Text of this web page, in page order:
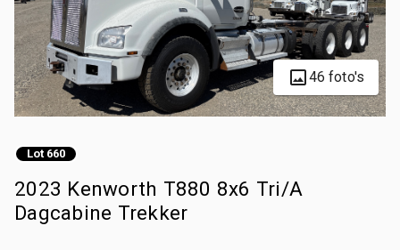
46 foto's
Lot 660
2023 Kenworth T880 8x6 Tri/A
Dagcabine Trekker